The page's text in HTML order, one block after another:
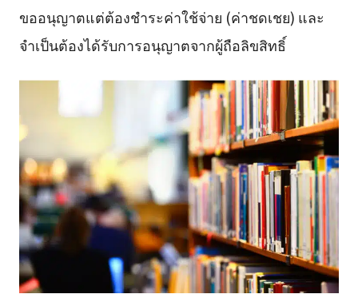
ขออนุญาตแต่ต้องชำระค่าใช้จ่าย (ค่าชดเชย) และ
จำเป็นต้องได้รับการอนุญาตจากผู้ถือลิขสิทธิ์